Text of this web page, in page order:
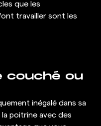
que les
travailler sont les
couché ou
inégalé dans sa
poitrine avec des